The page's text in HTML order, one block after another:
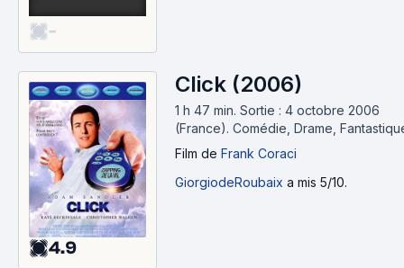
-
4.9
Click (2006)
1 h 47 min. Sortie : 4 octobre 2006
(France). Comédie, Drame,
Film de Frank Coraci
GiorgiodeRoubaix a mis 5/10.